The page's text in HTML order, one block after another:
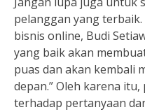
pelanggan yang
bisnis online, Budi
yang baik akan
puas dan akan kembali
depan.” Oleh karena
terhadap pertanyaan